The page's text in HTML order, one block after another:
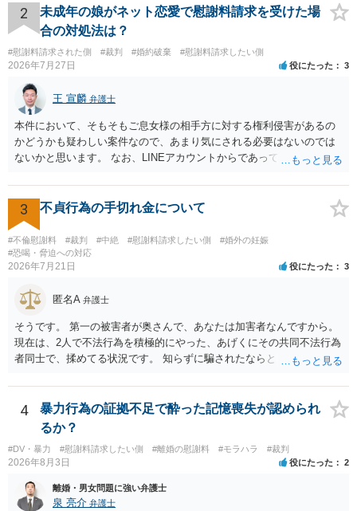
やり取り等の経緯、誓約書の内容等を踏まえて、関係を清算するため
の 金銭であったと評価される可能性はあると考えます。 ② 「今後一
切関与しないなら100万円振り込む」というLINEや誓約書は、裁判上
どの程度証拠価値があるのか ⇒前後のやり取りや誓約書の具体的内容
を見ない限り、具体的な判断はできませんが、一定の証拠価値はある
と考えます。 ③ 借用書があっても、後から100万円を貸付扱いに変更
することは認められるのか。 ⇒おそらく１００万円は不当利得（受け
取る正当な権利がないのに利益を取得した）として返還請求されてい
るものかと推察しますので、 貸金返還ではないかと存じます。 ④ 私
は現在、収入も不安定で貯金もなくリボ払い借金が既に約100万あり。
今年に再婚したが主人はお金に厳しい為、一括で220万円を支払う事は
困難 仮に裁判で敗訴した場合でも、分割払いになる可能性はあります
か。 ⇒判決となり敗訴してしまった場合は、強制執行により不動産等
の財産を差し押さえられ、そこから債権回収が図られることになりま
すが、 和解であれば柔軟な解決が可能ですので、その場合は分割払
いにより支払うことも十分可能です。 ⑤ このような事情であれば、私
は120万円のみ和解交渉を続けるべきでしょうか。 ⇒ご相談者様の認
れるため、 120万円のみについて交渉を続けることがベターかと存じ
ます。
2
未成年の娘がネット恋愛で慰謝料請求を受けた場
合の対処法は？
#慰謝料請求された側 #裁判 #婚約破棄 #慰謝料請求したい側
2026年7月27日 役にたった 3
王 宣麟 弁護士
本件において、そもそもご息女様の相手方に対する権利侵害があるの
かどうかも疑わしい案件なので、あまり気にされる必要はないのでは
ないかと思います。 なお、LINEアカウントからであっても、そこに紐
るパターンはありえるものの、本件のような精神的損害が発生したと
明確にいえないような案件において開示がなされる可能性も低いので
はないかと推察します。
3 不貞行為の手切れ金について
#不倫慰謝料 #裁判 #中絶 #慰謝料請求したい側
#婚外の妊娠
#恐喝・脅迫への対応
2026年7月21日 役にたった 3
匿名A 弁護士
そうです。 第一の被害者が奥さんで、あなたは加害者なんですから。
現在は、2人で不法行為を積極的にやった、あげくにその共同不法行為
者同士で、揉めてる状況です。 知らずに騙されたならともか
というだけですから。
4
暴力行為の証拠不足で酔った記憶喪失が認められ
るか？
#DV・暴力 #慰謝料請求したい側 #離婚の慰謝料 #モラハラ #裁判
2026年8月3日 役にたった 2
離婚・男女問題に強い弁護士
泉 亮介 弁護士